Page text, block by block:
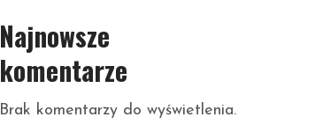
Najnowsze
komentarze
Brak komentarzy do wyświetlenia.